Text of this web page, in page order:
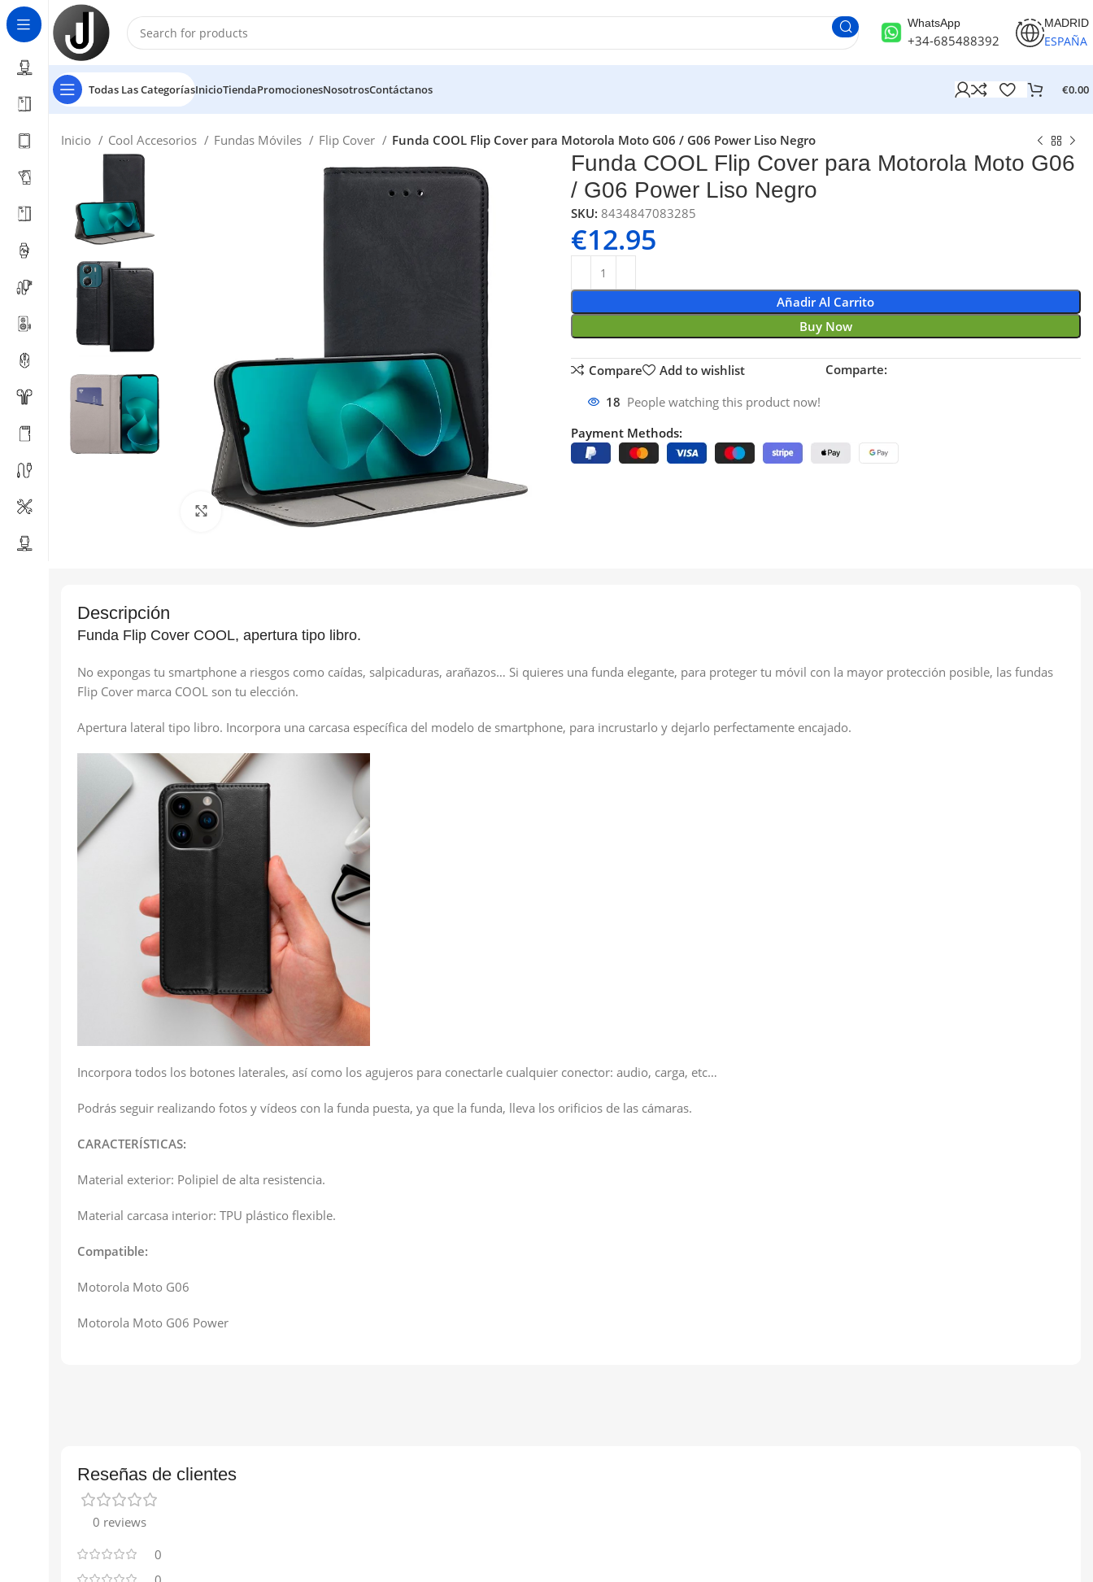
WhatsApp
+34-685488392
MADRID
ESPAÑA
Todas Las CategoríasInicioTiendaPromocionesNosotrosContáctanos €0.00
Inicio Cool Accesorios Fundas Móviles Flip Cover Funda COOL Flip Cover para Motorola Moto G06 / G06 Power Liso Negro
Click to enlarge
Funda COOL Flip Cover para Motorola Moto G06
/ G06 Power Liso Negro
SKU: 8434847083285
€12.95
Añadir Al Carrito
Buy Now
Compare Add to wishlist Comparte:
18 People watching this product now!
Payment Methods:
Descripción
Funda Flip Cover COOL, apertura tipo libro.
No expongas tu smartphone a riesgos como caídas, salpicaduras, arañazos… Si quieres una funda elegante, para proteger tu móvil con la mayor protección posible, las fundas
Flip Cover marca COOL son tu elección.
Apertura lateral tipo libro. Incorpora una carcasa específica del modelo de smartphone, para incrustarlo y dejarlo perfectamente encajado.
Incorpora todos los botones laterales, así como los agujeros para conectarle cualquier conector: audio, carga, etc…
Podrás seguir realizando fotos y vídeos con la funda puesta, ya que la funda, lleva los orificios de las cámaras.
CARACTERÍSTICAS:
Material exterior: Polipiel de alta resistencia.
Material carcasa interior: TPU plástico flexible.
Compatible:
Motorola Moto G06
Motorola Moto G06 Power
Reseñas de clientes
0 reviews
0